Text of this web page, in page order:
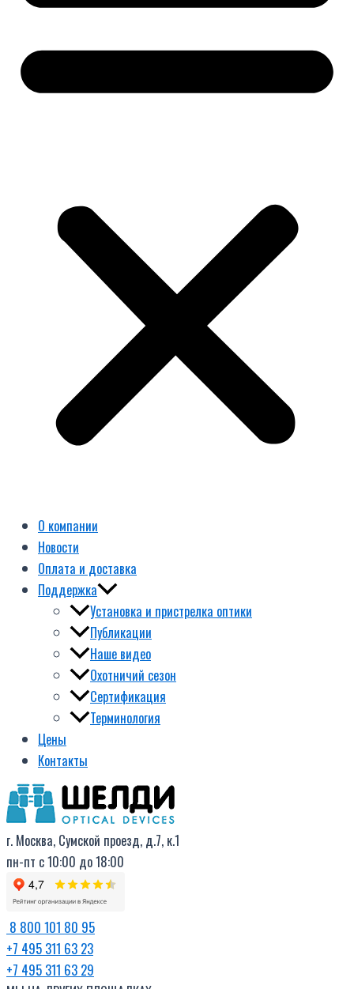
О компании
Новости
Оплата и доставка
Поддержка
Установка и пристрелка оптики
Публикации
Наше видео
Охотничий сезон
Сертификация
Терминология
Цены
Контакты
г. Москва, Сумской проезд, д.7, к.1
пн-пт с 10:00 до 18:00
8 800 101 80 95
+7 495 311 63 23
+7 495 311 63 29